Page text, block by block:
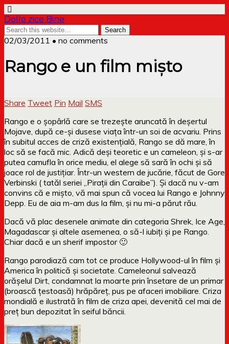
Dollo zice Bine
02/03/2011 • no comments
Rango e un film mișto
Share Tweet Pin Mail SMS
Rango e o șopârlă care se trezește aruncată în deșertul
Mojave, după ce-și dusese viața într-un soi de acvariu. Prins
în subitul acces de criză existențială, Rango se dă mare, în
loc să se facă mic. Adică deși teoretic e un cameleon, și s-ar
putea camufla în orice mediu, el alege să sară în ochi și să
joace rol de justițiar. Într-un western de jucărie, făcut de Gore
Verbinski ( tatăl seriei „Pirații din Caraibe”). Și dacă nu v-am
convins că e mișto, vă mai spun că vocea lui Rango e Johnny
Depp. Eu de aia m-am dus la film, și nu mi-a părut rău.
Dacă vă plac desenele animate din categoria Shrek, Ice Age,
Magadascar și altele asemenea, o să-l iubiți și pe Rango.
Chiar dacă e un sherif impostor 🙂
Rango parodiază cam tot ce produce Hollywood-ul în film și
America în politică și societate. Cameleonul salvează
orășelul Dirt, condamnat la moarte prin însetare de un primar
(broască țestoasă) hrăpăreț, pus pe afaceri imobiliare. Criza
mondială e ilustrată în film de criza apei, devenită cel mai de
preț bun depozitat în seiful băncii.